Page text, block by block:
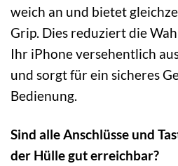
weich an und bietet
Grip. Dies reduziert die
Ihr iPhone versehentlich
und sorgt für ein sicheres
Bedienung.
Sind alle Anschlüsse und
der Hülle gut erreichbar?